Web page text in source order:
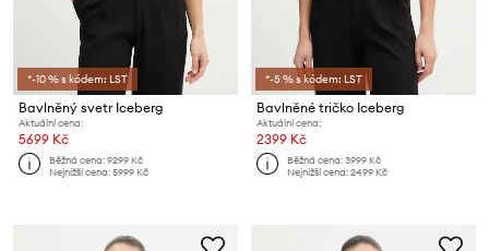
*-10 % s kódem: LST
Bavlněný svetr Iceberg
Aktuální cena:
5699 Kč
Běžná cena:9299 Kč
Nejnižší cena:5999 Kč
*-5 % s kódem: LST
Bavlněné tričko Iceberg
Aktuální cena:
2399 Kč
Běžná cena:3999 Kč
Nejnižší cena:2499 Kč